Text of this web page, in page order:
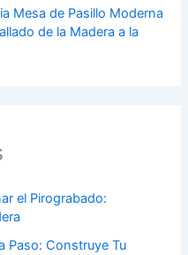
Mesa de Pasillo Moderna
de la Madera a la
el Pirograbado:
Paso: Construye Tu